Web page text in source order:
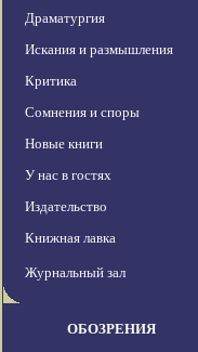
Драматургия
Искания и размышления
Критика
Сомнения и споры
Новые книги
У нас в гостях
Издательство
Книжная лавка
Журнальный зал
ОБОЗРЕНИЯ